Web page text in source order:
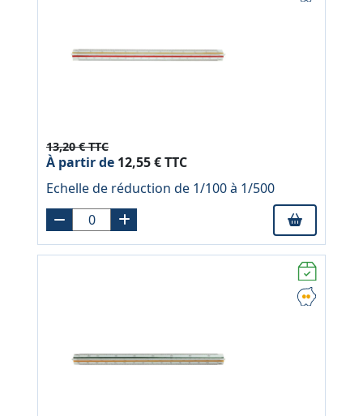
13,20 € TTC
À partir de 12,55 € TTC
Echelle de réduction de 1/100 à 1/500